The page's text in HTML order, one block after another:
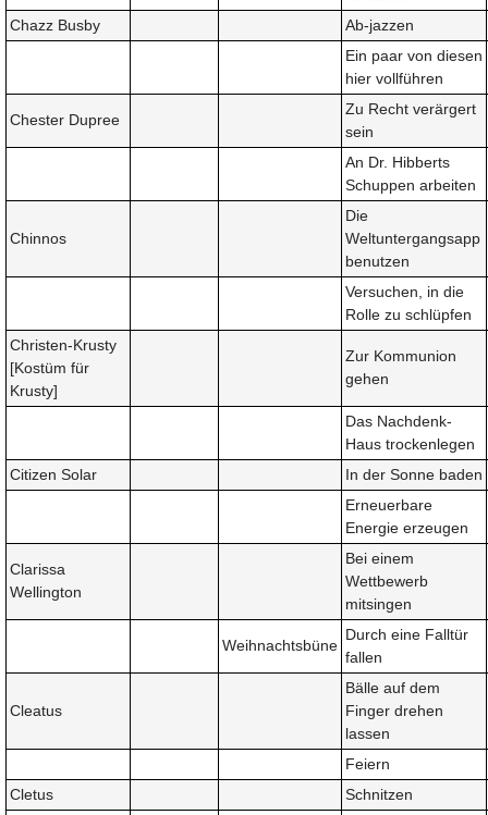
Chazz Busby
Ab-jazzen
Ein paar von diesen
hier vollführen
Chester Dupree
Zu Recht verärgert
sein
An Dr. Hibberts
Schuppen arbeiten
Chinnos
Die
Weltuntergangsapp
benutzen
Versuchen, in die
Rolle zu schlüpfen
Christen-Krusty
[Kostüm für
Krusty]
Zur Kommunion
gehen
Das Nachdenk-
Haus trockenlegen
Citizen Solar
In der Sonne baden
Erneuerbare
Energie erzeugen
Clarissa
Wellington
Bei einem
Wettbewerb
mitsingen
Weihnachtsbüne
Durch eine Falltür
fallen
Cleatus
Bälle auf dem
Finger drehen
lassen
Feiern
Cletus
Schnitzen